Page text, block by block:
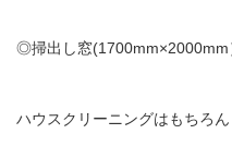
◎掃出し窓
ハウスクリーニングはもちろ